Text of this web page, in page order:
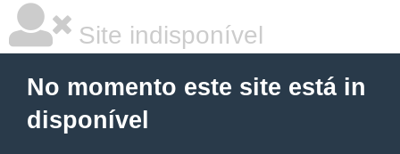
Site indisponível
No momento este site está in
disponível